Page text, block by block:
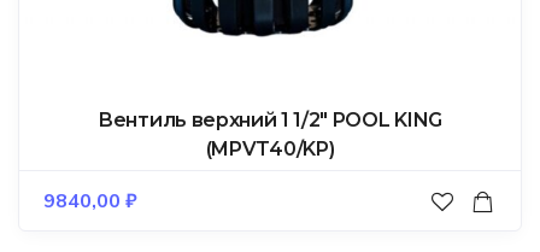
Вентиль верхний 1 1/2″ POOL KING
(MPVT40/KP)
9840,00 ₽